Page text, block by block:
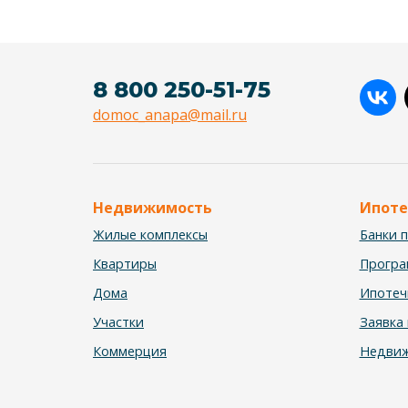
8 800 250-51-75
domoc_anapa@mail.ru
Недвижимость
Жилые комплексы
Квартиры
Дома
Участки
Коммерция
Банки
Заявка